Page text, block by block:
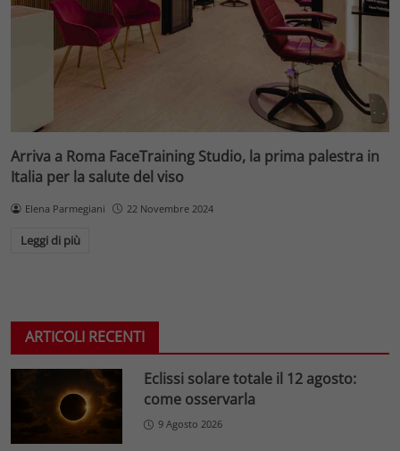
Arriva a Roma FaceTraining Studio, la prima palestra in
Italia per la salute del viso
Elena Parmegiani 22 Novembre 2024
Leggi di più
ARTICOLI RECENTI
Eclissi solare totale il 12 agosto:
come osservarla
9 Agosto 2026